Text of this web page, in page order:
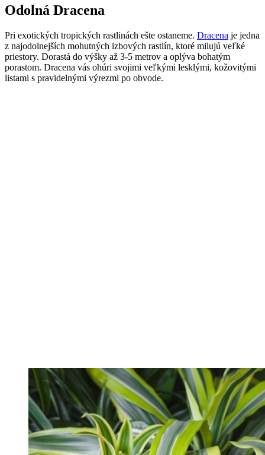
Odolná Dracena
Pri exotických tropických rastlinách ešte ostaneme. Dracena je jedna
z najodolnejších mohutných izbových rastlín, ktoré milujú veľké
priestory. Dorastá do výšky až 3-5 metrov a oplýva bohatým
porastom. Dracena vás ohúri svojimi veľkými lesklými, kožovitými
listami s pravidelnými výrezmi po obvode.